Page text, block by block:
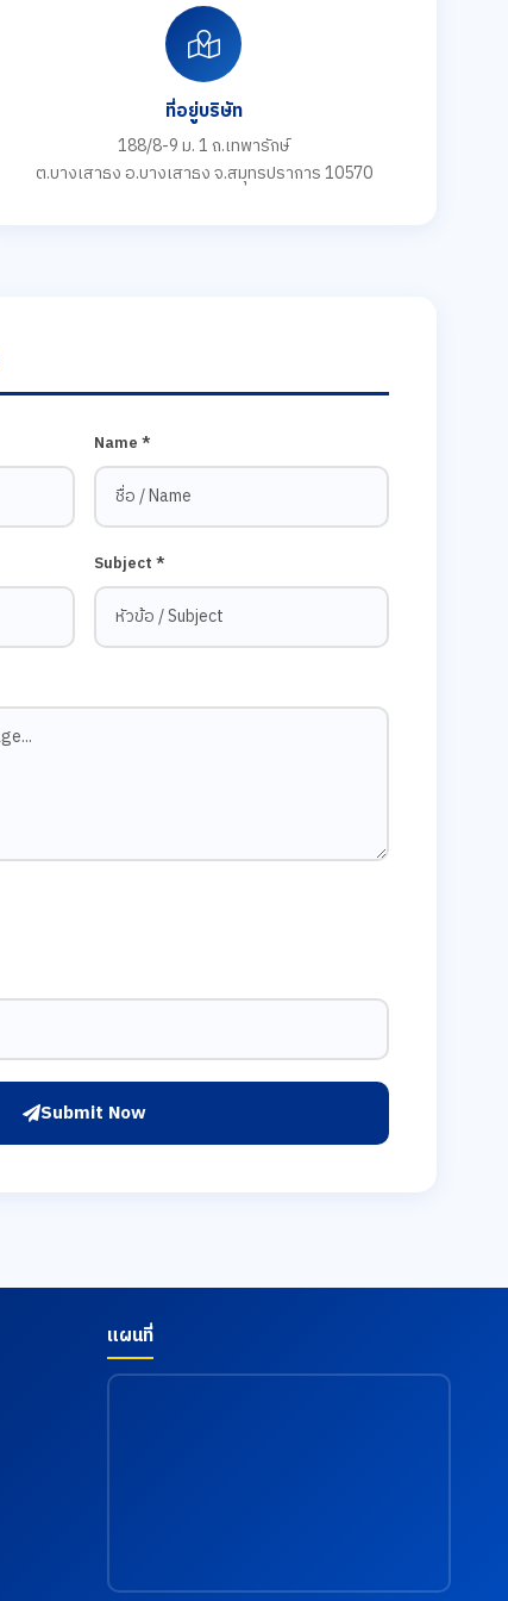
ที่อยู่บริษัท
188/8-9 ม. 1 ถ.เทพารักษ์
ต.บางเสาธง อ.บางเสาธง จ.สมุทรปราการ 10570
Name *
Subject *
Submit Now
แผนที่